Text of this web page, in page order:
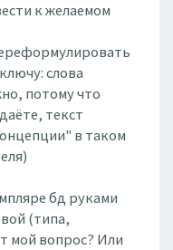
к желаемом
слова
потому что
текст
в таком
бд руками
(типа,
мой вопрос? Или